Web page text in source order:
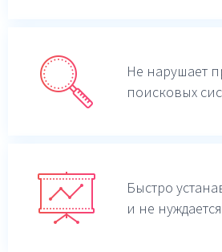
Не нарушает
поисковых
Быстро
и не